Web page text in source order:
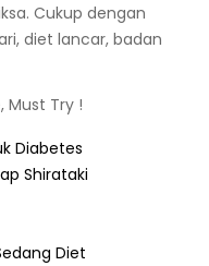
Cukup dengan
diet lancar, badan
Must Try !
Diabetes
Shirataki
Diet